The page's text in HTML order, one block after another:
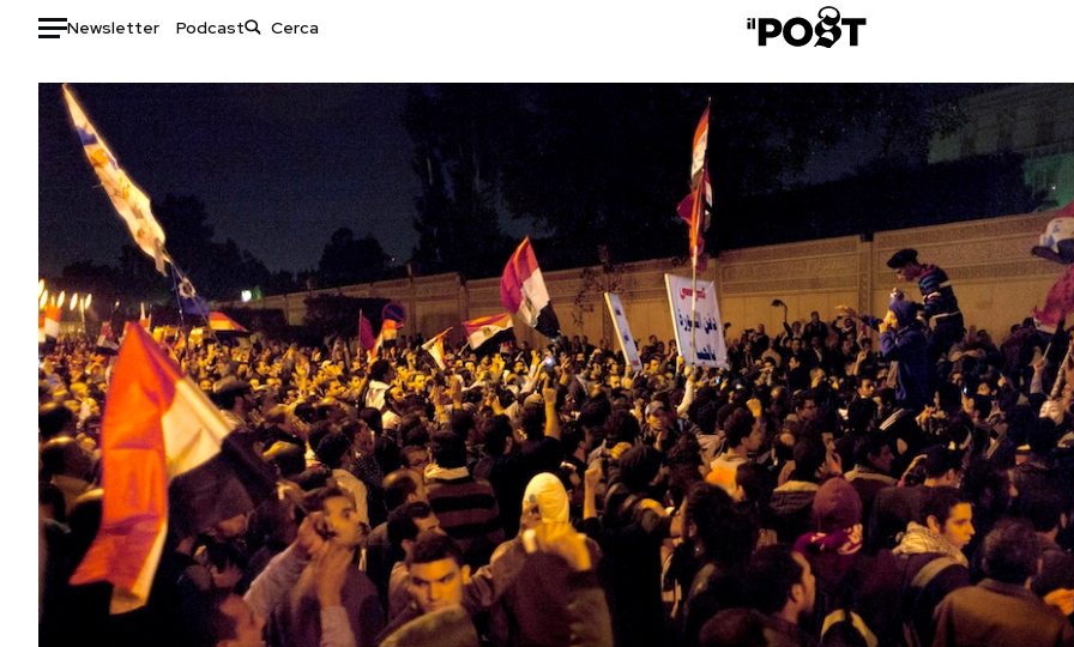
Newsletter Podcast
Auto
HOME
Italia
Mondo
Politica
Tecnologia
Internet
Scienza
Cultura
Economia
Sport
Consumismi
Storie/Idee
Ok Boomer!
Media
Europa
Altrecose
Mondiali calcio 2026
PODCAST